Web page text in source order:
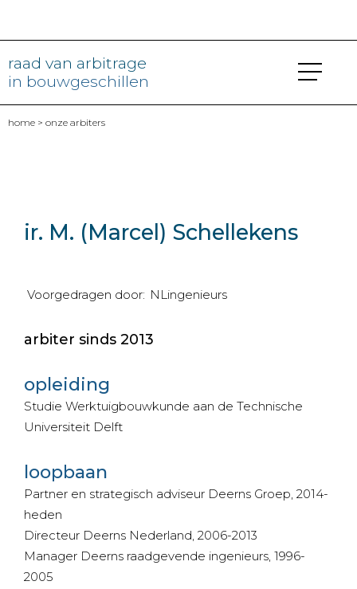
raad van arbitrage
in bouwgeschillen
home > onze arbiters
ir. M. (Marcel) Schellekens
Voorgedragen door: NLingenieurs
arbiter sinds 2013
opleiding
Studie Werktuigbouwkunde aan de Technische
Universiteit Delft
loopbaan
Partner en strategisch adviseur Deerns Groep, 2014-
heden
Directeur Deerns Nederland, 2006-2013
Manager Deerns raadgevende ingenieurs, 1996-
2005